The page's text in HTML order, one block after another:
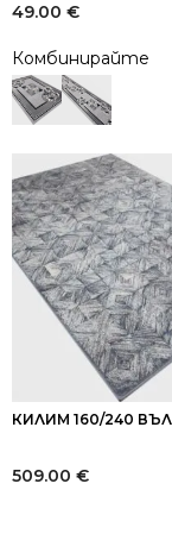
49.00 €
Комбинирайте
КИЛИМ 160/240
509.00 €